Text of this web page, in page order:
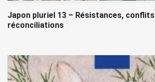
Japon pluriel 13 – Résistances,
réconciliations